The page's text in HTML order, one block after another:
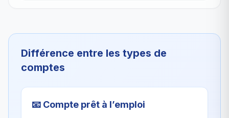
Différence entre les types de
comptes
📧 Compte prêt à l’emploi